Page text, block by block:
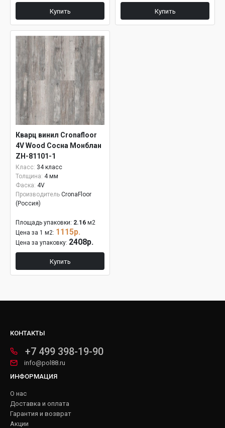
Купить Купить
Кварц винил Cronafloor
4V Wood Сосна Монблан
ZH-81101-1
Класс: 34 класс
Толщина: 4 мм
Фаска: 4V
Производитель CronaFloor
(Россия)
Площадь упаковки: 2.16 м2
Цена за 1 м2: 1115р.
Цена за упаковку: 2408р.
Купить
КОНТАКТЫ
+7 499 398-19-90
info@pol88.ru
ИНФОРМАЦИЯ
О нас
Доставка и оплата
Гарантия и возврат
Акции